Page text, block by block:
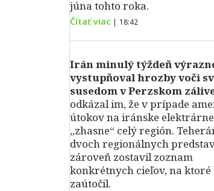
júna tohto roka.
Čítať viac | 18:42
Irán minulý týždeň
vystupňoval hrozby voči
susedom v Perzskom
odkázal im, že v prípade
útokov na iránske elektrárne
„zhasne“ celý región.
dvoch regionálnych
zároveň zostavil zoznam
konkrétnych cieľov, na ktoré
zaútočil.